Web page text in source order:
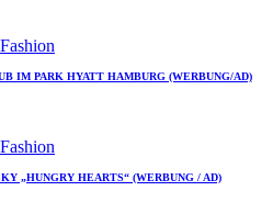
Fashion
IM PARK HYATT HAMBURG (WERBUNG/AD)
Fashion
„HUNGRY HEARTS“ (WERBUNG / AD)